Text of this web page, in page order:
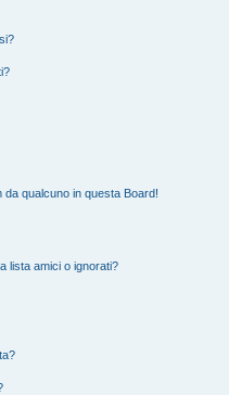
qualcuno in questa Board!
lista amici o ignorati?